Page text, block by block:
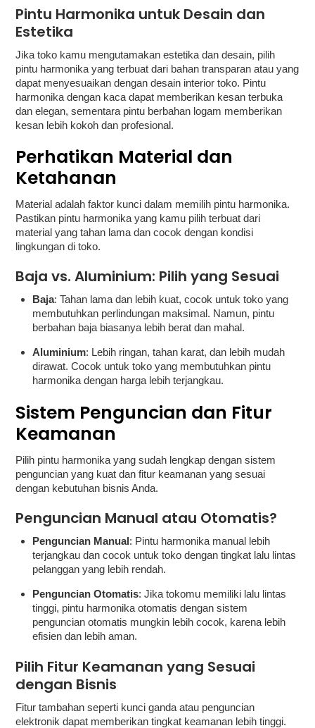
Pintu Harmonika untuk Desain dan
Estetika
Jika toko kamu mengutamakan estetika dan desain, pilih
pintu harmonika yang terbuat dari bahan transparan atau yang
dapat menyesuaikan dengan desain interior toko. Pintu
harmonika dengan kaca dapat memberikan kesan terbuka
dan elegan, sementara pintu berbahan logam memberikan
kesan lebih kokoh dan profesional.
Perhatikan Material dan
Ketahanan
Material adalah faktor kunci dalam memilih pintu harmonika.
Pastikan pintu harmonika yang kamu pilih terbuat dari
material yang tahan lama dan cocok dengan kondisi
lingkungan di toko.
Baja vs. Aluminium: Pilih yang Sesuai
Baja: Tahan lama dan lebih kuat, cocok untuk toko yang
membutuhkan perlindungan maksimal. Namun, pintu
berbahan baja biasanya lebih berat dan mahal.
Aluminium: Lebih ringan, tahan karat, dan lebih mudah
dirawat. Cocok untuk toko yang membutuhkan pintu
harmonika dengan harga lebih terjangkau.
Sistem Penguncian dan Fitur
Keamanan
Pilih pintu harmonika yang sudah lengkap dengan sistem
penguncian yang kuat dan fitur keamanan yang sesuai
dengan kebutuhan bisnis Anda.
Penguncian Manual atau Otomatis?
Penguncian Manual: Pintu harmonika manual lebih
terjangkau dan cocok untuk toko dengan tingkat lalu lintas
pelanggan yang lebih rendah.
Penguncian Otomatis: Jika tokomu memiliki lalu lintas
tinggi, pintu harmonika otomatis dengan sistem
penguncian otomatis mungkin lebih cocok, karena lebih
efisien dan lebih aman.
Pilih Fitur Keamanan yang Sesuai
dengan Bisnis
Fitur tambahan seperti kunci ganda atau penguncian
elektronik dapat memberikan tingkat keamanan lebih tinggi.